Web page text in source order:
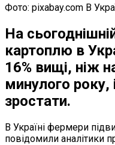
Фото: pixabay.com В
На
картоплю в
16% вищі, ніж
минулого
зростати.
В Україні фермери
повідомили аналітики